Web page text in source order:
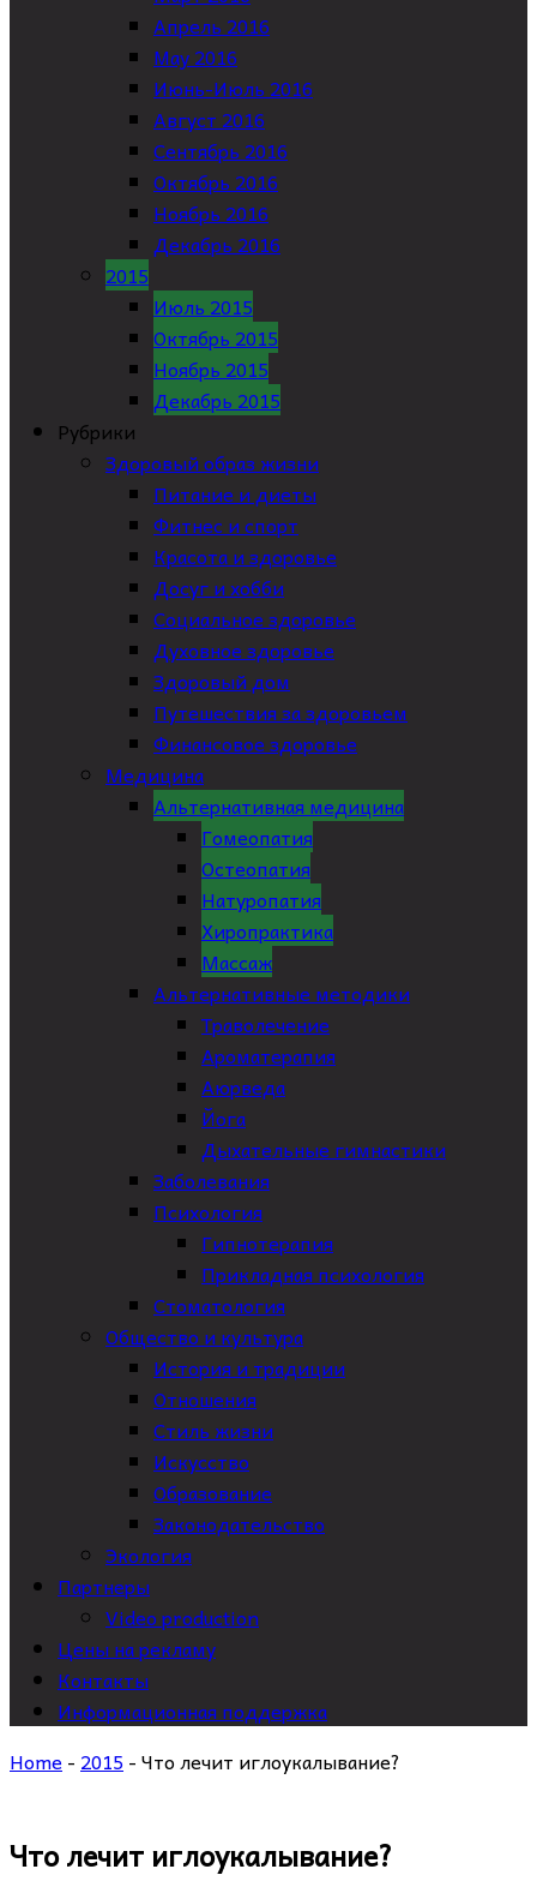
Апрель 2016
May 2016
Июнь-Июль 2016
Август 2016
Сентябрь 2016
Октябрь 2016
Ноябрь 2016
Декабрь 2016
2015
Июль 2015
Октябрь 2015
Ноябрь 2015
Декабрь 2015
Рубрики
Здоровый образ жизни
Питание и диеты
Фитнес и спорт
Красота и здоровье
Досуг и хобби
Социальное здоровье
Духовное здоровье
Здоровый дом
Путешествия за здоровьем
Финансовое здоровье
Медицина
Альтернативная медицина
Гомеопатия
Остеопатия
Натуропатия
Хиропрактика
Массаж
Альтернативные методики
Траволечение
Ароматерапия
Аюрведа
Йога
Дыхательные гимнастики
Заболевания
Психология
Гипнотерапия
Прикладная психология
Стоматология
Общество и культура
История и традиции
Отношения
Стиль жизни
Искусство
Образование
Законодательство
Экология
Партнеры
Video production
Цены на рекламу
Контакты
Информационная поддержка
Home- 2015 -Что лечит иглоукалывание?
Что лечит иглоукалывание?